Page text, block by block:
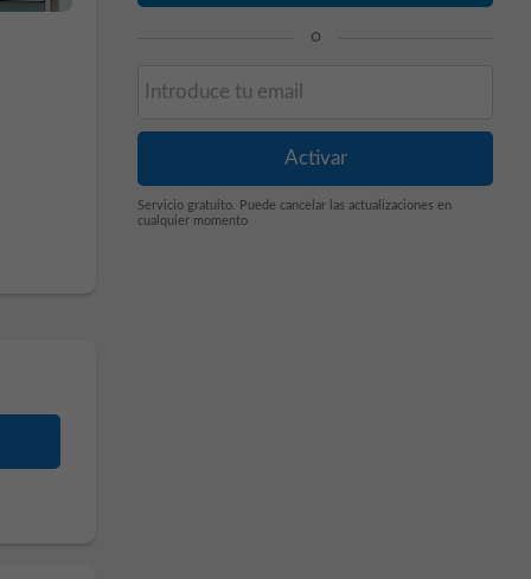
o
Servicio gratuito. Puede cancelar las actualizaciones en
cualquier momento